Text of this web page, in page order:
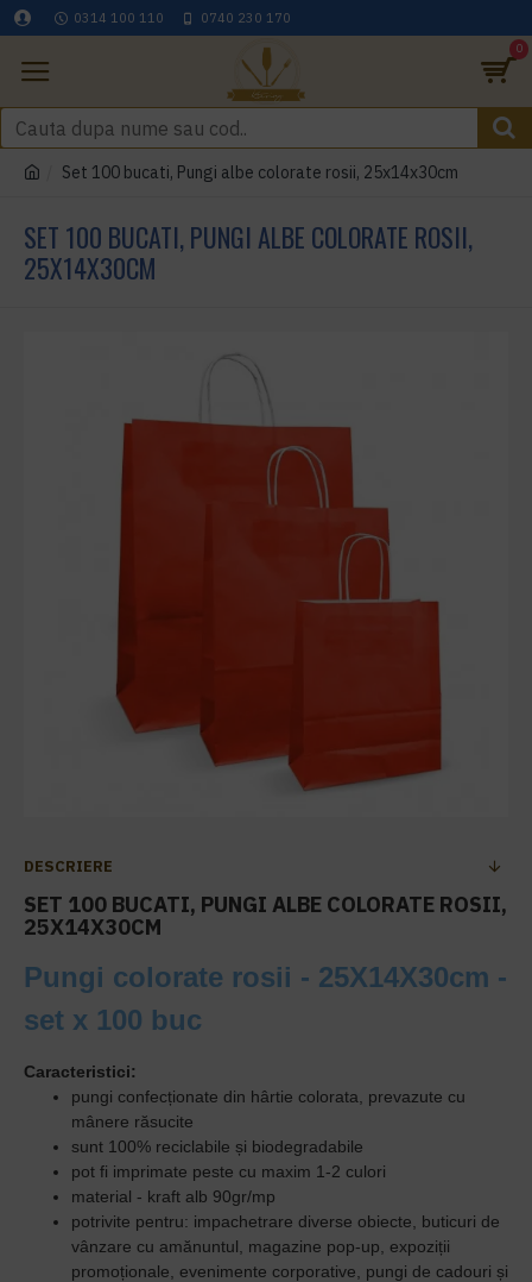
0314 100 110 0740 230 170
0
Set 100 bucati, Pungi albe colorate rosii, 25x14x30cm
SET 100 BUCATI, PUNGI ALBE COLORATE ROSII,
25X14X30CM
DESCRIERE
SET 100 BUCATI, PUNGI ALBE COLORATE ROSII,
25X14X30CM
Pungi colorate rosii - 25X14X30cm -
set x 100 buc
Caracteristici:
pungi confecționate din hârtie colorata, prevazute cu
mânere răsucite
sunt 100% reciclabile și biodegradabile
pot fi imprimate peste cu maxim 1-2 culori
material - kraft alb 90gr/mp
potrivite pentru: impachetrare diverse obiecte, buticuri de
vânzare cu amănuntul, magazine pop-up, expoziții
promoționale, evenimente corporative, pungi de cadouri și